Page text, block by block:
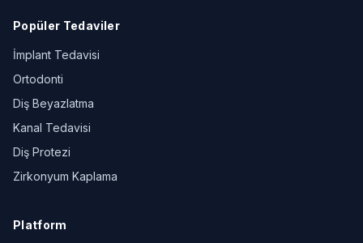
Popüler Tedaviler
İmplant Tedavisi
Ortodonti
Diş Beyazlatma
Kanal Tedavisi
Diş Protezi
Zirkonyum Kaplama
Platform